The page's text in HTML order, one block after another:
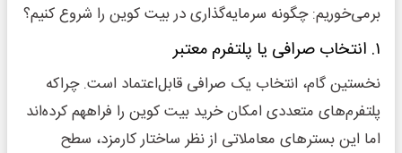
برمی‌خوریم: چگونه سرمایه‌گذاری در بیت کوین را شروع کنیم؟
۱. انتخاب صرافی یا پلتفرم معتبر
نخستین گام، انتخاب یک صرافی قابل‌اعتماد است. چراکه
پلتفرم‌های متعددی امکان خرید بیت ‌کوین را فراههم کرده‌اند
اما این بسترهای معاملاتی از نظر ساختار کارمزد، سطح